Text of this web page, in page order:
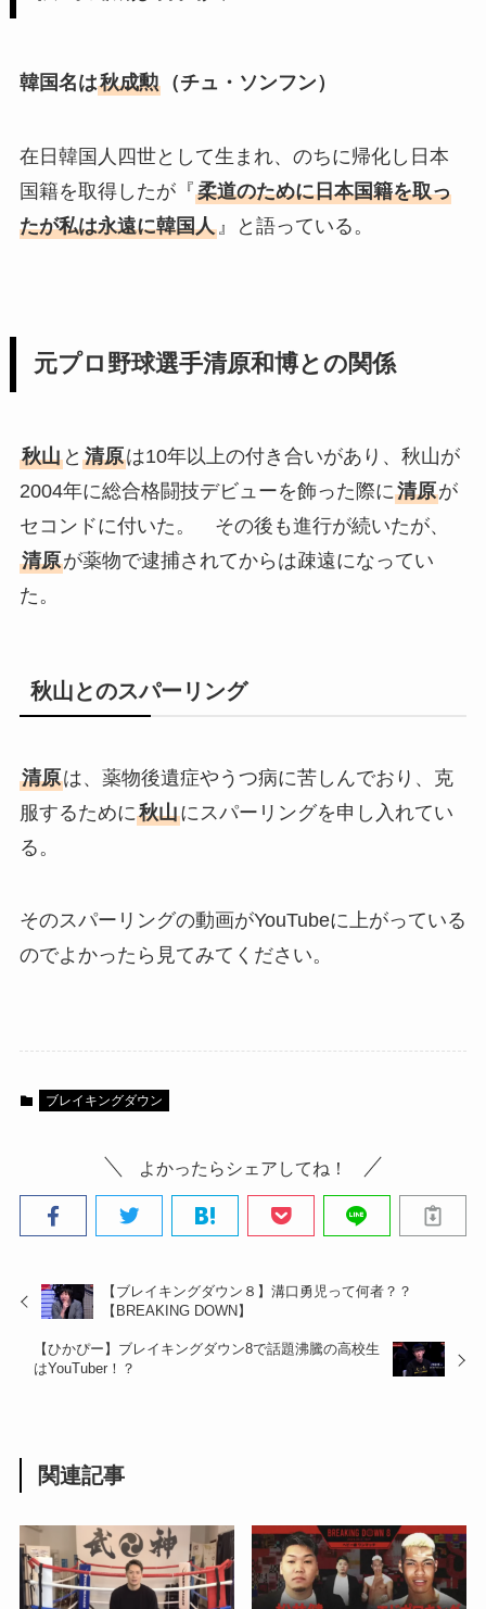
韓国名は秋成勲（チュ・ソンフン）
在日韓国人四世として生まれ、のちに帰化し日本
国籍を取得したが『柔道のために日本国籍を取っ
たが私は永遠に韓国人』と語っている。
元プロ野球選手清原和博との関係
秋山と 清原は10年以上の付き合いがあり、秋山が
2004年に総合格闘技デビューを飾った際に清原が
セコンドに付いた。 その後も進行が続いたが、
清原が薬物で逮捕されてからは疎遠になってい
た。
秋山とのスパーリング
清原は、薬物後遺症やうつ病に苦しんでおり、克
服するために秋山にスパーリングを申し入れてい
る。
そのスパーリングの動画がYouTubeに上がっている
のでよかったら見てみてください。
ブレイキングダウン
よかったらシェアしてね！
【ブレイキングダウン８】溝口勇児って何者？？
【BREAKING DOWN】
【ひかぴー】ブレイキングダウン8で話題沸騰の高校生
はYouTuber！？
関連記事